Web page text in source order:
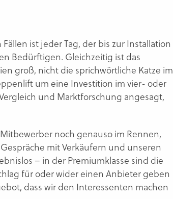
ist jeder Tag, der bis zur Installation
Bedürftigen. Gleichzeitig ist das
groß, nicht die sprichwörtliche Katze im
um eine Investition im vier- oder
und Marktforschung angesagt,
noch genauso im Rennen,
mit Verkäufern und unseren
– in der Premiumklasse sind die
für oder wider einen Anbieter geben
dass wir den Interessenten machen